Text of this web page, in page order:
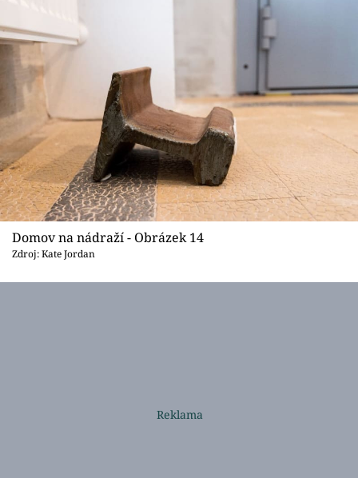
Domov na nádraží - Obrázek 14
Zdroj: Kate Jordan